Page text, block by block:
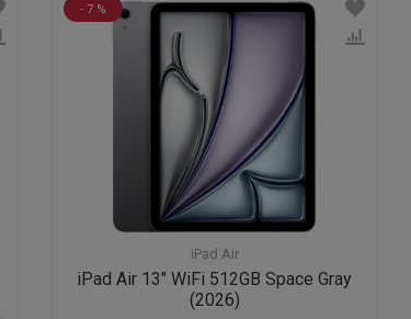
- 7 %
iPad Air
iPad Air 13" WiFi 512GB Space Gray
(2026)